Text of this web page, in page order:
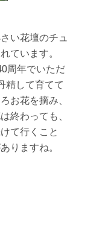
い花壇のチュ
ています。
周年でいただ
精して育てて
お花を摘み、
終わっても、
て行くこと
りますね。